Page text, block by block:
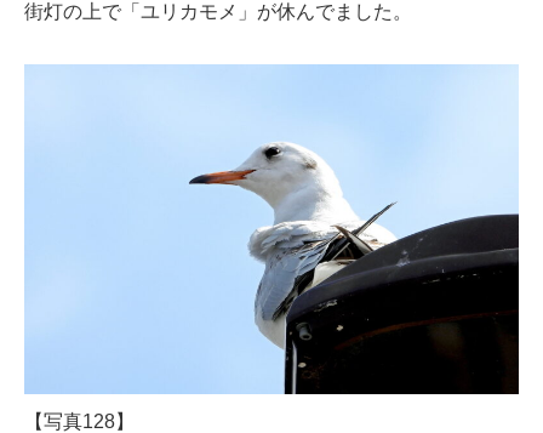
街灯の上で「ユリカモメ」が休んでました。
【写真128】